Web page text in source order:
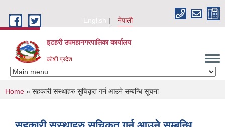
English
नेपाली
इटहरी उपमहानगरपालिका कार्यालय
कोशी प्रदेश
You are here
Home » सहकारी सस्थाहरु सुचिकृत गर्न आउने सम्बन्धि सूचना